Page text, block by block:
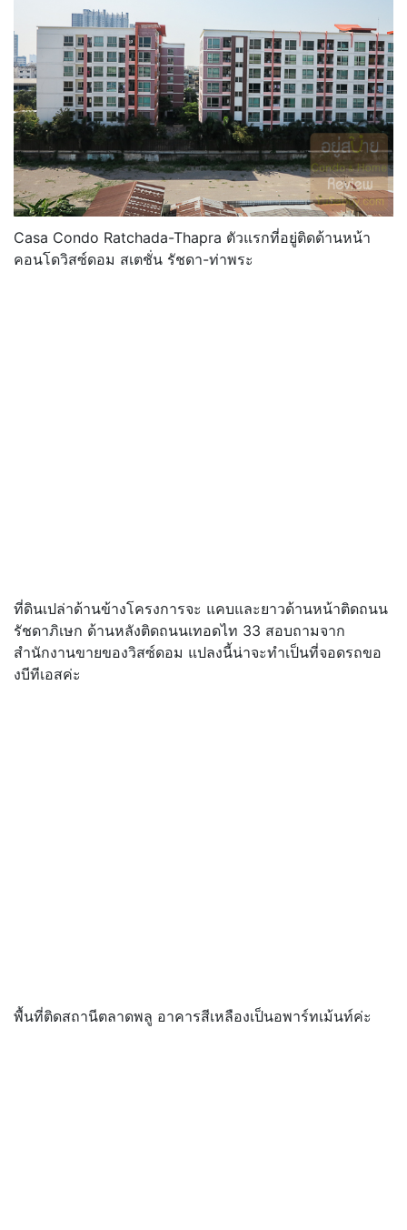
Casa Condo Ratchada-Thapra ตัวแรกที่อยู่ติดด้านหน้า
คอนโดวิสซ์ดอม สเตชั่น รัชดา-ท่าพระ
ที่ดินเปล่าด้านข้างโครงการจะ แคบและยาวด้านหน้าติดถนน
รัชดาภิเษก ด้านหลังติดถนนเทอดไท 33 สอบถามจาก
สำนักงานขายของวิสซ์ดอม แปลงนี้น่าจะทำเป็นที่จอดรถขอ
งบีทีเอสค่ะ
พื้นที่ติดสถานีตลาดพลู อาคารสีเหลืองเป็นอพาร์ทเม้นท์ค่ะ